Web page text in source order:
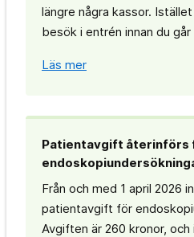
längre några kassor.
besök i entrén innan du
Läs mer
Patientavgift återinförs
Från och med 1 april 2026
patientavgift för
Avgiften är 260 kronor, och